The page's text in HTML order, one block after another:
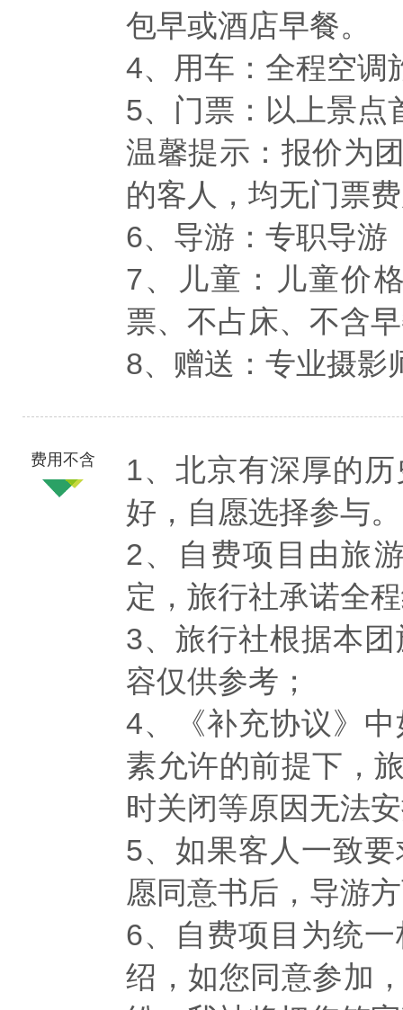
包早或酒店早餐。
4、用车：全程空调
5、门票：以上景点
温馨提示：报价为
的客人，均无门票
6、导游：专职导游
7、儿童：儿童价
票、不占床、不含
8、赠送：专业摄影
费用不含
1、北京有深厚的
好，自愿选择参与。
2、自费项目由旅
定，旅行社承诺全
3、旅行社根据本
容仅供参考；
4、《补充协议》
素允许的前提下，
时关闭等原因无法
5、如果客人一致
愿同意书后，导游
6、自费项目为统
绍，如您同意参加